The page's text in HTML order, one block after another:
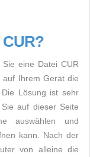
eine Datei CUR
Ihrem Gerät die
Die Lösung ist sehr
auf dieser Seite
auswählen und
kann. Nach der
von alleine die